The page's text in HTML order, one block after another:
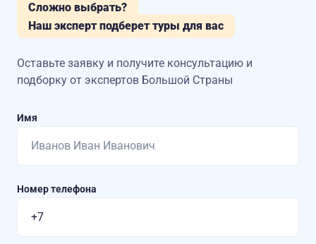
Сложно выбрать?
Наш эксперт подберет туры для вас
Оставьте заявку и получите консультацию и
подборку от экспертов Большой Страны
Имя
Номер телефона